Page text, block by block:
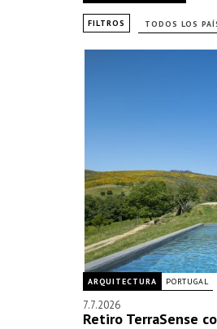
FILTROS TODOS LOS
ARQUITECTURA PORTUGAL
7.7.2026
Retiro TerraSense